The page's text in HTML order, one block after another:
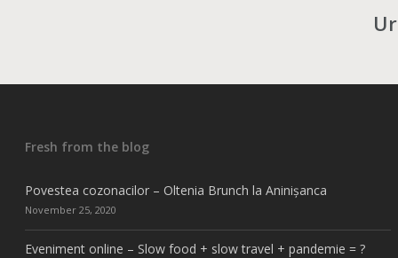
Fresh from the blog
Povestea cozonacilor – Oltenia Brunch la Aninișanca
November 25, 2020
Eveniment online – Slow food + slow travel + pandemie = ?